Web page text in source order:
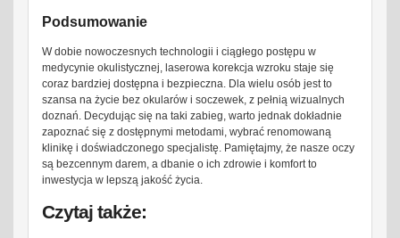
Podsumowanie
W dobie nowoczesnych technologii i ciągłego postępu w
medycynie okulistycznej, laserowa korekcja wzroku staje się
coraz bardziej dostępna i bezpieczna. Dla wielu osób jest to
szansa na życie bez okularów i soczewek, z pełnią wizualnych
doznań. Decydując się na taki zabieg, warto jednak dokładnie
zapoznać się z dostępnymi metodami, wybrać renomowaną
klinikę i doświadczonego specjalistę. Pamiętajmy, że nasze oczy
są bezcennym darem, a dbanie o ich zdrowie i komfort to
inwestycja w lepszą jakość życia.
Czytaj także: